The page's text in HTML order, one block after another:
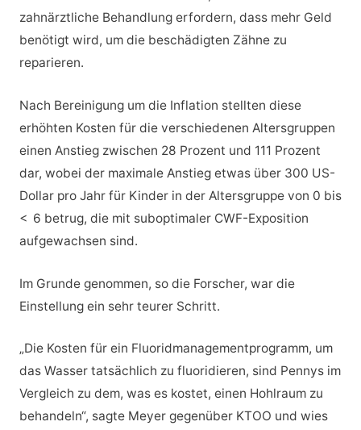
zahnärztliche Behandlung erfordern, dass mehr Geld
benötigt wird, um die beschädigten Zähne zu
reparieren.
Nach Bereinigung um die Inflation stellten diese
erhöhten Kosten für die verschiedenen Altersgruppen
einen Anstieg zwischen 28 Prozent und 111 Prozent
dar, wobei der maximale Anstieg etwas über 300 US-
Dollar pro Jahr für Kinder in der Altersgruppe von 0 bis
< 6 betrug, die mit suboptimaler CWF-Exposition
aufgewachsen sind.
Im Grunde genommen, so die Forscher, war die
Einstellung ein sehr teurer Schritt.
„Die Kosten für ein Fluoridmanagementprogramm, um
das Wasser tatsächlich zu fluoridieren, sind Pennys im
Vergleich zu dem, was es kostet, einen Hohlraum zu
behandeln“, sagte Meyer gegenüber KTOO und wies